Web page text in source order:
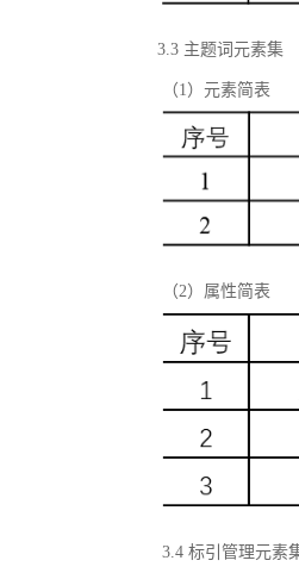
3.3 主题词元素集
（1）元素简表
（2）属性简表
3.4 标引管理元素